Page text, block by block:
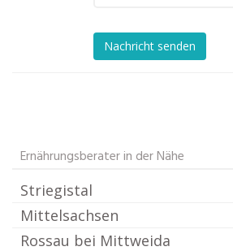
Nachricht senden
Ernährungsberater in der Nähe
Striegistal
Mittelsachsen
Rossau bei Mittweida